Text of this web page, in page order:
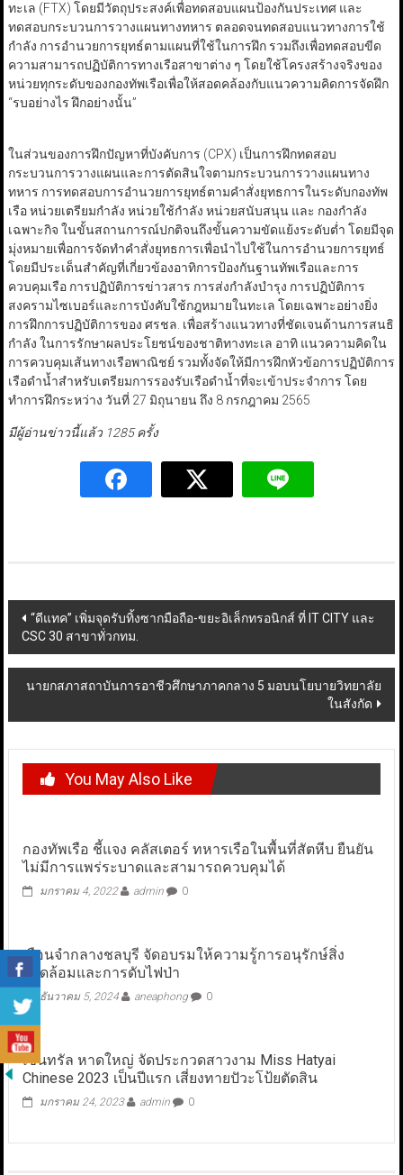
ทะเล (FTX) โดยมีวัตถุประสงค์เพื่อทดสอบแผนป้องกันประเทศ และ
ทดสอบกระบวนการวางแผนทางทหาร ตลอดจนทดสอบแนวทางการใช้
กำลัง การอำนวยการยุทธ์ตามแผนที่ใช้ในการฝึก รวมถึงเพื่อทดสอบขีด
ความสามารถปฏิบัติการทางเรือสาขาต่าง ๆ โดยใช้โครงสร้างจริงของ
หน่วยทุกระดับของกองทัพเรือเพื่อให้สอดคล้องกับแนวความคิดการจัดฝึก
“รบอย่างไร ฝึกอย่างนั้น”
ในส่วนของการฝึกปัญหาที่บังคับการ (CPX) เป็นการฝึกทดสอบ
กระบวนการวางแผนและการตัดสินใจตามกระบวนการวางแผนทาง
ทหาร การทดสอบการอำนวยการยุทธ์ตามคำสั่งยุทธการในระดับกองทัพ
เรือ หน่วยเตรียมกำลัง หน่วยใช้กำลัง หน่วยสนับสนุน และ กองกำลัง
เฉพาะกิจ ในขั้นสถานการณ์ปกติจนถึงขั้นความขัดแย้งระดับต่ำ โดยมีจุด
มุ่งหมายเพื่อการจัดทำคำสั่งยุทธการเพื่อนำไปใช้ในการอำนวยการยุทธ์
โดยมีประเด็นสำคัญที่เกี่ยวข้องอาทิการป้องกันฐานทัพเรือและการ
ควบคุมเรือ การปฏิบัติการข่าวสาร การส่งกำลังบำรุง การปฏิบัติการ
สงครามไซเบอร์และการบังคับใช้กฎหมายในทะเล โดยเฉพาะอย่างยิ่ง
การฝึกการปฏิบัติการของ ศรชล. เพื่อสร้างแนวทางที่ชัดเจนด้านการสนธิ
กำลัง ในการรักษาผลประโยชน์ของชาติทางทะเล อาทิ แนวความคิดใน
การควบคุมเส้นทางเรือพาณิชย์ รวมทั้งจัดให้มีการฝึกหัวข้อการปฏิบัติการ
เรือดำน้ำสำหรับเตรียมการรองรับเรือดำน้ำที่จะเข้าประจำการ โดย
ทำการฝึกระหว่าง วันที่ 27 มิถุนายน ถึง 8 กรกฎาคม 2565
มีผู้อ่านข่าวนี้แล้ว 1285 ครั้ง
Post
navigation
“ดีแทค” เพิ่มจุดรับทิ้งซากมือถือ-ขยะอิเล็กทรอนิกส์ ที่ IT CITY และ
CSC 30 สาขาทั่วกทม.
นายกสภาสถาบันการอาชีวศึกษาภาคกลาง 5 มอบนโยบายวิทยาลัย
ในสังกัด
You May Also Like
กองทัพเรือ ชี้แจง คลัสเตอร์ ทหารเรือในพื้นที่สัตหีบ ยืนยัน
ไม่มีการแพร่ระบาดและสามารถควบคุมได้
มกราคม 4, 2022 admin 0
เรือนจำกลางชลบุรี จัดอบรมให้ความรู้การอนุรักษ์สิ่ง
แวดล้อมและการดับไฟป่า
ธันวาคม 5, 2024 aneaphong 0
เซ็นทรัล หาดใหญ่ จัดประกวดสาวงาม Miss Hatyai
Chinese 2023 เป็นปีแรก เสี่ยงทายปัวะโป้ยตัดสิน
มกราคม 24, 2023 admin 0